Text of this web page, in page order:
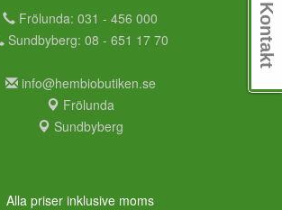
Frölunda: 031 - 456 000
Sundbyberg: 08 - 651 17 70
info@hembiobutiken.se
Frölunda
Sundbyberg
Alla priser inklusive moms
Kontakt